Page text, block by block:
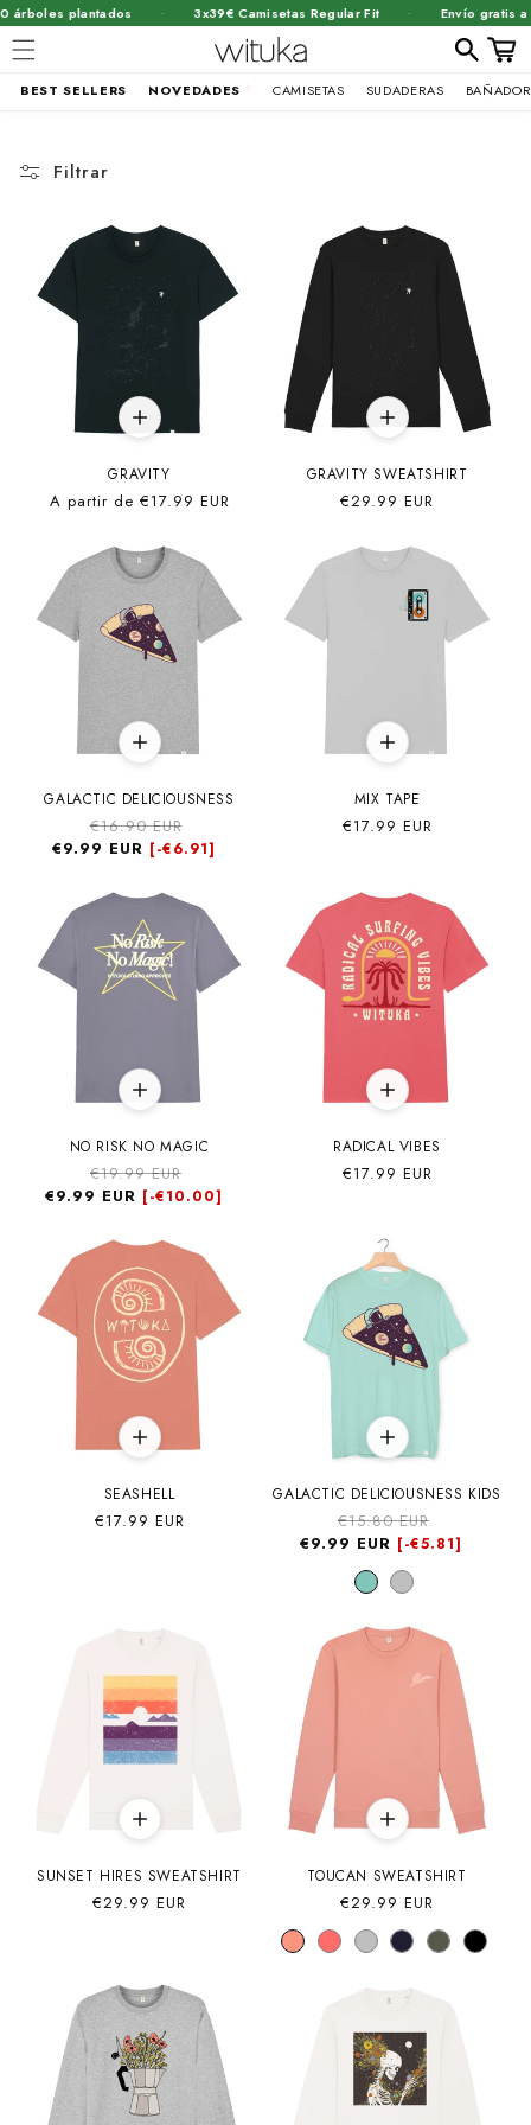
al contenido
plantados 3x39€ Camisetas Regular Fit Envío gratis a
BEST SELLERS NOVEDADES CAMISETAS SUDADERAS
Filtrar
GRAVITY
Precio
A partir de €17.99 EUR
GRAVITY SWEATSHIRT
Precio
€29.99 EUR
GALACTIC DELICIOUSNESS
Precio
habitual
€16.90 EUR
de
€9.99 EUR [-€6.91]
MIX TAPE
Precio
€17.99 EUR
NO RISK NO MAGIC
Precio
habitual
€19.99 EUR
de
€9.99 EUR [-€10.00]
RADICAL VIBES
Precio
€17.99 EUR
SEASHELL
Precio
€17.99 EUR
GALACTIC DELICIOUSNESS KIDS
Precio
habitual
€15.80 EUR
de
€9.99 EUR [-€5.81]
SUNSET HIRES SWEATSHIRT
Precio
€29.99 EUR
TOUCAN SWEATSHIRT
Precio
habitual
€29.99 EUR